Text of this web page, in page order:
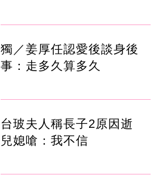
獨／姜厚任認愛後談身後
事：走多久算多久
台玻夫人稱長子2原因逝
兒媳嗆：我不信